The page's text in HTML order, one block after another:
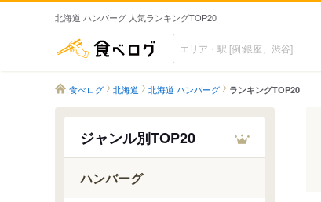
北海道 ハンバーグ 人気ランキングTOP20
食べログ
食べログ 北海道 北海道 ハンバーグ ランキングTOP20
ジャンル別TOP20
ハンバーグ